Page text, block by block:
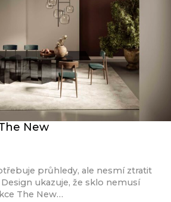
New
průhledy, ale nesmí ztratit
ukazuje, že sklo nemusí
The New…